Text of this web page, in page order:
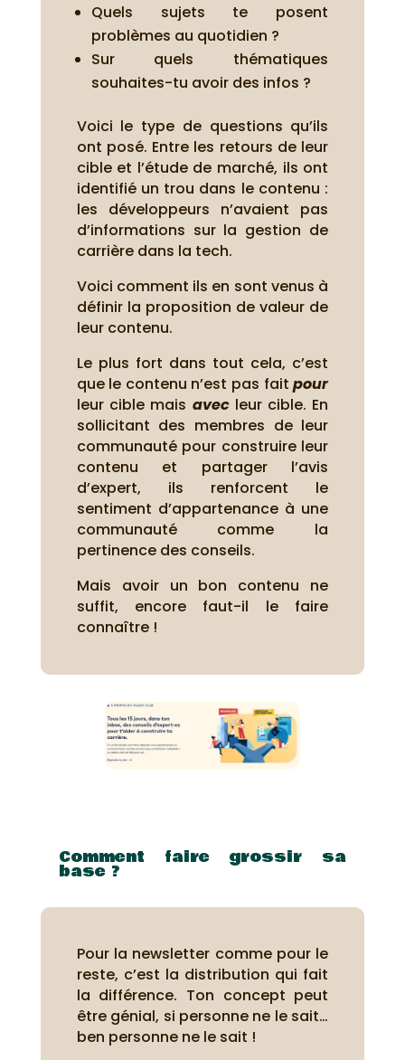
Quels sujets te posent
problèmes au quotidien ?
Sur quels thématiques
souhaites-tu avoir des infos ?
Voici le type de questions qu’ils
ont posé. Entre les retours de leur
cible et l’étude de marché, ils ont
identifié un trou dans le contenu :
les développeurs n’avaient pas
d’informations sur la gestion de
carrière dans la tech.
Voici comment ils en sont venus à
définir la proposition de valeur de
leur contenu.
Le plus fort dans tout cela, c’est
que le contenu n’est pas faitpour
leur cible mais avecleur cible. En
sollicitant des membres de leur
communauté pour construire leur
contenu et partager l’avis
d’expert, ils renforcent le
sentiment d’appartenance à une
communauté comme la
pertinence des conseils.
Mais avoir un bon contenu ne
suffit, encore faut-il le faire
connaître !
Comment faire grossir sa
base ?
Pour la newsletter comme pour le
reste, c’est la distribution qui fait
la différence. Ton concept peut
être génial, si personne ne le sait…
ben personne ne le sait !